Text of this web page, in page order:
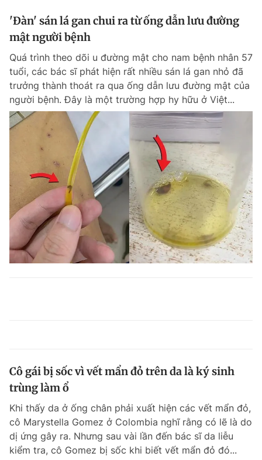
'Đàn' sán lá gan chui ra từ ống dẫn lưu đường
mật người bệnh
Quá trình theo dõi u đường mật cho nam bệnh nhân 57
tuổi, các bác sĩ phát hiện rất nhiều sán lá gan nhỏ đã
trưởng thành thoát ra qua ống dẫn lưu đường mật của
người bệnh. Đây là một trường hợp hy hữu ở Việt...
Cô gái bị sốc vì vết mẩn đỏ trên da là ký sinh
trùng làm ổ
Khi thấy da ở ống chân phải xuất hiện các vết mẩn đỏ,
cô Marystella Gomez ở Colombia nghĩ rằng có lẽ là do
dị ứng gây ra. Nhưng sau vài lần đến bác sĩ da liễu
kiểm tra, cô Gomez bị sốc khi biết vết mẩn đỏ đó...